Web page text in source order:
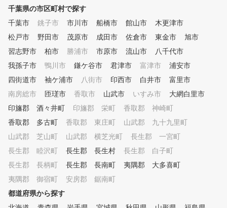
に必要な筋力は他のスポーツと
異なって限られています。ご自
グメニューも合わせて提案しま
す。 ■POINT５ コースマネジ
メント ほとんどのゴルファー
います。スコアアップに重要な
コースマネジメントやメンタル
たします。
千葉県の市区町村で探す
千葉市
銚子市 市川市 船橋市 館山市
木更津市
松戸市
野田市 茂原市 成田市 佐倉市 東金市
旭市
習志野市
柏市 勝浦市 市原市 流山市
八千代市
我孫子市
鴨川市 鎌ケ谷市 君津市 富津市
浦安市
四街道市
袖ケ浦市 八街市 印西市 白井市
富里市
南房総市
匝瑳市 香取市 山武市 いすみ市
大網白里市
印旛郡 酒々井町
印旛郡 栄町
香取郡 神崎町
香取郡 多古町
香取郡 東庄町
山武郡 九十九里町
山武郡 芝山町
山武郡 横芝光町
長生郡 一宮町
長生郡 睦沢町
長生郡 長生村
長生郡 白子町
長生郡 長柄町
長生郡 長南町
夷隅郡 大多喜町
夷隅郡 御宿町
安房郡 鋸南町
都道府県から探す